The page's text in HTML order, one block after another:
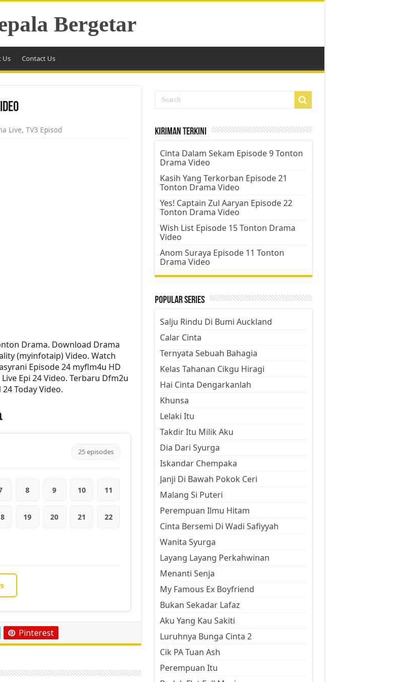
Bergetar
Us Contact Us
Live, TV3 Episod
Drama. Download Drama
(myinfotaip) Video. Watch
Episode 24 myflm4u HD
Epi 24 Video. Terbaru Dfm2u
Today Video.
25 episodes
8 9 10 11
19 20 21 22
Pinterest
Kiriman Terkini
Cinta Dalam Sekam Episode 9 Tonton
Drama Video
Kasih Yang Terkorban Episode 21
Tonton Drama Video
Yes! Captain Zul Aaryan Episode 22
Tonton Drama Video
Wish List Episode 15 Tonton Drama
Video
Anom Suraya Episode 11 Tonton
Drama Video
Popular Series
Salju Rindu Di Bumi Auckland
Calar Cinta
Ternyata Sebuah Bahagia
Kelas Tahanan Cikgu Hiragi
Hai Cinta Dengarkanlah
Khunsa
Lelaki Itu
Takdir Itu Milik Aku
Dia Dari Syurga
Iskandar Chempaka
Janji Di Bawah Pokok Ceri
Malang Si Puteri
Perempuan Ilmu Hitam
Cinta Bersemi Di Wadi Safiyyah
Wanita Syurga
Layang Layang Perkahwinan
Menanti Senja
My Famous Ex Boyfriend
Bukan Sekadar Lafaz
Aku Yang Kau Sakiti
Luruhnya Bunga Cinta 2
Cik PA Tuan Ash
Perempuan Itu